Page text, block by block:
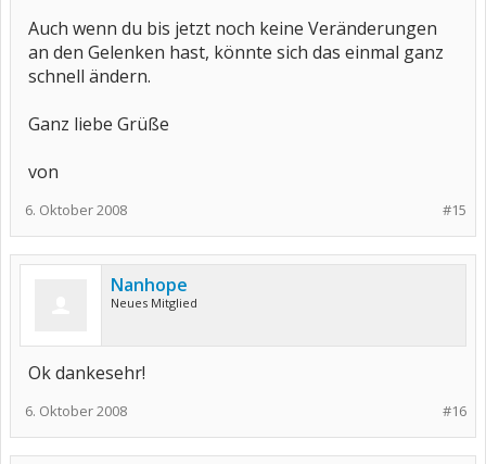
Auch wenn du bis jetzt noch keine Veränderungen
an den Gelenken hast, könnte sich das einmal ganz
schnell ändern.
Ganz liebe Grüße
von
#15
6. Oktober 2008
Nanhope
Neues Mitglied
Ok dankesehr!
#16
6. Oktober 2008